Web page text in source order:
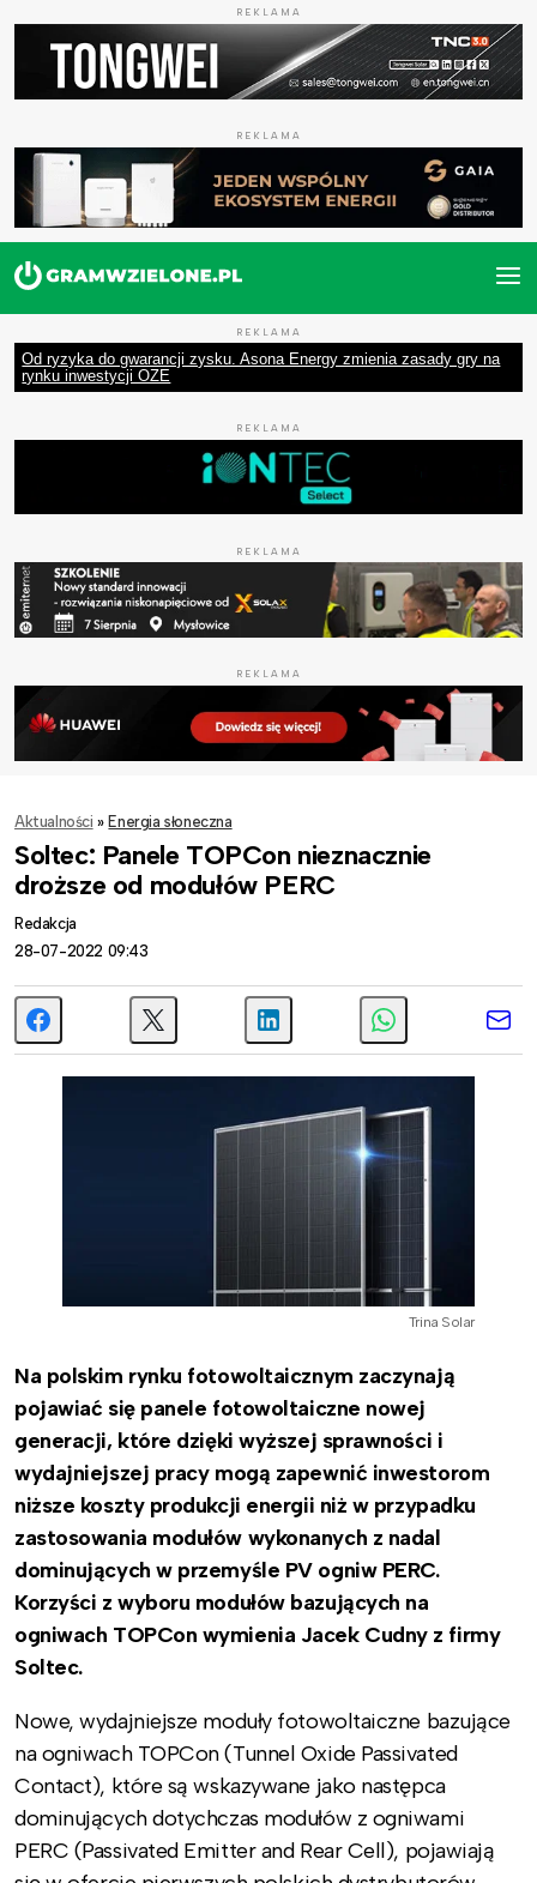
REKLAMA
REKLAMA
REKLAMA
Od ryzyka do gwarancji zysku. Asona Energy zmienia zasady gry na
rynku inwestycji OZE
REKLAMA
REKLAMA
REKLAMA
Aktualności » Energia słoneczna
Soltec: Panele TOPCon nieznacznie
droższe od modułów PERC
Redakcja
28-07-2022 09:43
Trina Solar
Na polskim rynku fotowoltaicznym zaczynają
pojawiać się panele fotowoltaiczne nowej
generacji, które dzięki wyższej sprawności i
wydajniejszej pracy mogą zapewnić inwestorom
niższe koszty produkcji energii niż w przypadku
zastosowania modułów wykonanych z nadal
dominujących w przemyśle PV ogniw PERC.
Korzyści z wyboru modułów bazujących na
ogniwach TOPCon wymienia Jacek Cudny z firmy
Soltec.
Nowe, wydajniejsze moduły fotowoltaiczne bazujące
na ogniwach TOPCon (Tunnel Oxide Passivated
Contact), które są wskazywane jako następca
dominujących dotychczas modułów z ogniwami
PERC (Passivated Emitter and Rear Cell), pojawiają